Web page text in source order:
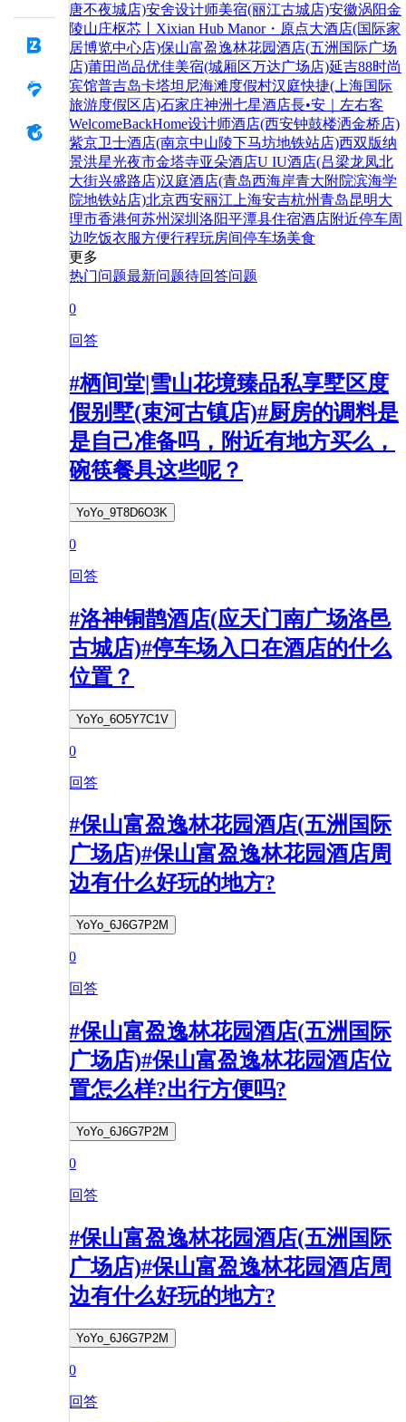
唐不夜城店)安舍设计师美宿(丽江古城店)安徽涡阳金
陵山庄枢芯丨Xixian Hub Manor・原点大酒店(国际家
居博览中心店)保山富盈逸林花园酒店(五洲国际广场
店)莆田尚品优佳美宿(城厢区万达广场店)延吉88时尚
宾馆普吉岛卡塔坦尼海滩度假村汉庭快捷(上海国际
旅游度假区店)石家庄神洲七星酒店長•安｜左右客
WelcomeBackHome设计师酒店(西安钟鼓楼洒金桥店)
紫京卫士酒店(南京中山陵下马坊地铁站店)西双版纳
景洪星光夜市金塔寺亚朵酒店U IU酒店(吕梁龙凤北
大街兴盛路店)汉庭酒店(青岛西海岸青大附院滨海学
院地铁站店)北京西安丽江 上海安吉杭州青岛昆明大
理市香港何苏州深圳 洛阳平潭县住宿酒店附近停车周
边吃饭衣服方便行程玩房间停车场美食
更多
热门问题最新问题待回答问题
0
回答
#栖间堂|雪山花境臻品私享墅区度
假别墅(束河古镇店)#厨房的调料是
是自己准备吗，附近有地方买么，
碗筷餐具这些呢？
YoYo_9T8D6O3K
0
回答
#洛神铜鹊酒店(应天门南广场洛邑
古城店)#停车场入口在酒店的什么
位置？
YoYo_6O5Y7C1V
0
回答
#保山富盈逸林花园酒店(五洲国际
广场店)#保山富盈逸林花园酒店周
边有什么好玩的地方?
YoYo_6J6G7P2M
0
回答
#保山富盈逸林花园酒店(五洲国际
广场店)#保山富盈逸林花园酒店位
置怎么样?出行方便吗?
YoYo_6J6G7P2M
0
回答
#保山富盈逸林花园酒店(五洲国际
广场店)#保山富盈逸林花园酒店周
边有什么好玩的地方?
YoYo_6J6G7P2M
0
回答